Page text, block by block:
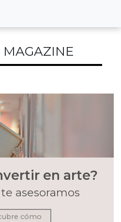
MAGAZINE
en arte?
asesoramos
cómo